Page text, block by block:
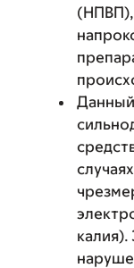
(НПВП),
Данный